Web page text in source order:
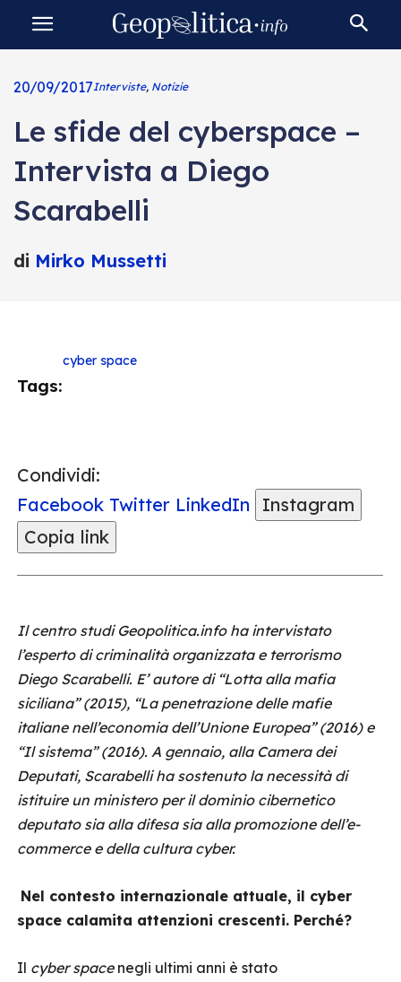
20/09/2017Interviste, Notizie
Le sfide del cyberspace –
Intervista a Diego
Scarabelli
di Mirko Mussetti
Tags:
cyber space
Condividi:
Facebook Twitter LinkedIn
Instagram
Copia link
Il centro studi Geopolitica.info ha intervistato
l’esperto di criminalità organizzata e terrorismo
Diego Scarabelli. E’ autore di “Lotta alla mafia
siciliana” (2015), “La penetrazione delle mafie
italiane nell’economia dell’Unione Europea” (2016) e
“Il sistema” (2016). A gennaio, alla Camera dei
Deputati, Scarabelli ha sostenuto la necessità di
istituire un ministero per il dominio cibernetico
deputato sia alla difesa sia alla promozione dell’e-
commerce e della cultura cyber.
Nel contesto internazionale attuale, il cyber
space calamita attenzioni crescenti. Perché?
Il cyber spacenegli ultimi anni è stato